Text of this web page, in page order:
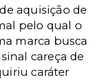
aquisição de
pelo qual o
marca busca
careça de
caráter